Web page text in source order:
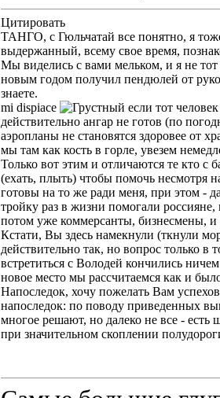
Цитировать
ТАНГО, с Гюльчатай все понятно, я
выдержанный, всему свое время,
Мы виделись с вами мельком, и я не
новым годом получил пендюлей от
знаете.
mi dispiace
если тот
действительно ангар не готов (по
аэропланы не становятся здоровее от
мы там как кость в горле, увезем
Только вот этим и отличаются те кто с
(ехать, плыть) чтобы помочь несмотря
готовы на то же ради меня, при этом -
тройку раз в жизни помогали
потом уже коммерсанты, бизнесмены, и
Кстати, Вы здесь намекнули (ткнули
действительно так, но вопрос только
встретиться с Володей кончились
новое место мы рассчитаемся как и
Напоследок, хочу пожелать Вам
напоследок: по поводу приведенных
многое решают, но далеко не все - есть
при значительном скоплении